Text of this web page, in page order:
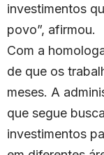
investimentos
povo”, afirmou.
Com a
de que os
meses. A
que segue
investimentos